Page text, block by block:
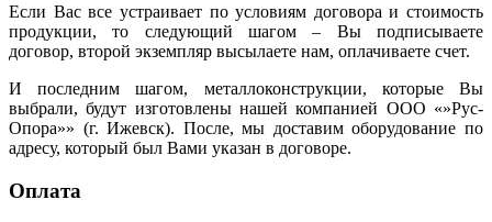
Если Вас все устраивает по условиям договора и стоимость
продукции, то следующий шагом – Вы подписываете
договор, второй экземпляр высылаете нам, оплачиваете счет.
И последним шагом, металлоконструкции, которые Вы
выбрали, будут изготовлены нашей компанией ООО «»Рус-
Опора»» (г. Ижевск). После, мы доставим оборудование по
адресу, который был Вами указан в договоре.
Оплата